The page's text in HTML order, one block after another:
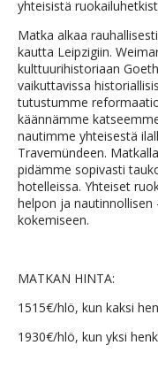
yhteisistä
Matka alkaa
kautta Leipzigiin.
kulttuurihistoriaan
vaikuttavissa
tutustumme
käännämme
nautimme yhteisestä
Travemündeen.
pidämme sopivasti
hotelleissa. Yhteiset
helpon ja nautinnollisen
kokemiseen.
MATKAN HINTA:
1515€/hlö, kun kaksi
1930€/hlö, kun yksi